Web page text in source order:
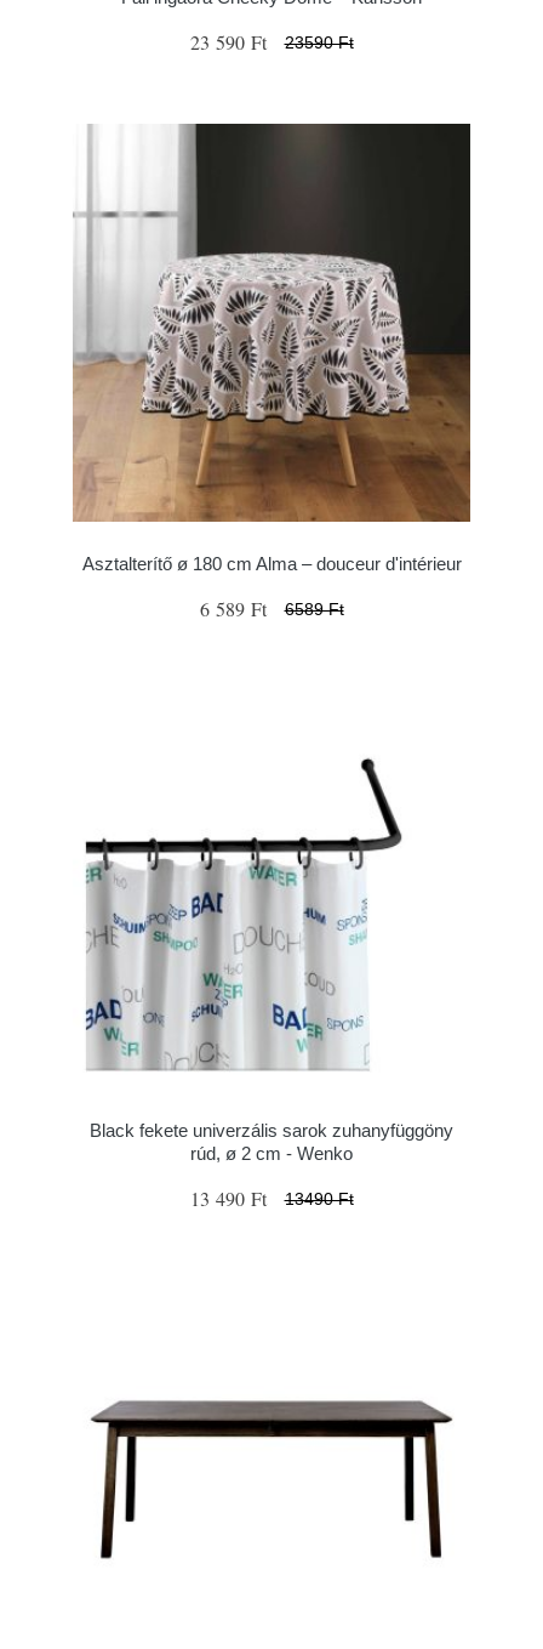
23 590 Ft 23590 Ft
Asztalterítő ø 180 cm Alma – douceur d'intérieur
6 589 Ft 6589 Ft
Black fekete univerzális sarok zuhanyfüggöny
rúd, ø 2 cm - Wenko
13 490 Ft 13490 Ft